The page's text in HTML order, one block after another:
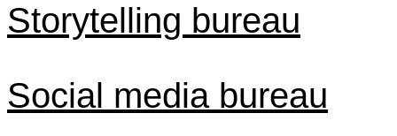
Storytelling bureau
Social media bureau